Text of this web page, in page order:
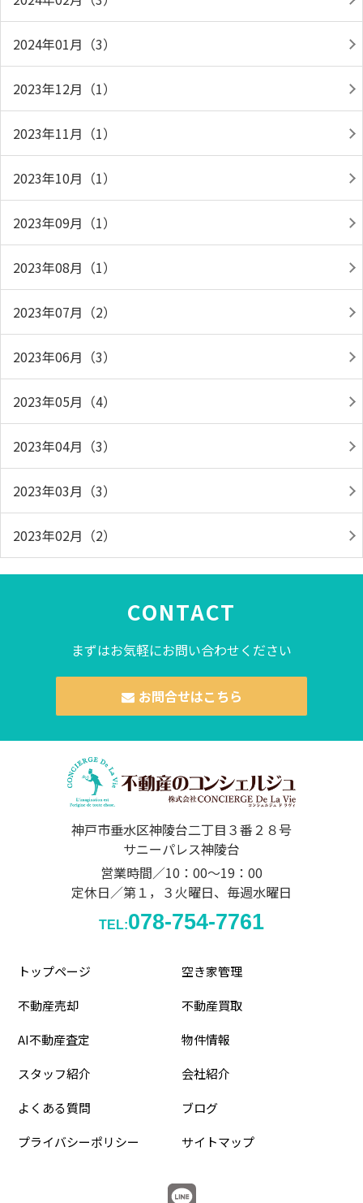
2024年01月（3）
2023年12月（1）
2023年11月（1）
2023年10月（1）
2023年09月（1）
2023年08月（1）
2023年07月（2）
2023年06月（3）
2023年05月（4）
2023年04月（3）
2023年03月（3）
2023年02月（2）
CONTACT
まずはお気軽にお問い合わせください
お問合せはこちら
神戸市垂水区神陵台二丁目３番２８号
サニーパレス神陵台
営業時間／10：00～19：00
定休日／第１，３火曜日、毎週水曜日
TEL:078-754-7761
トップページ
空き家管理
不動産売却
不動産買取
AI不動産査定
物件情報
スタッフ紹介
会社紹介
よくある質問
ブログ
プライバシーポリシー
サイトマップ